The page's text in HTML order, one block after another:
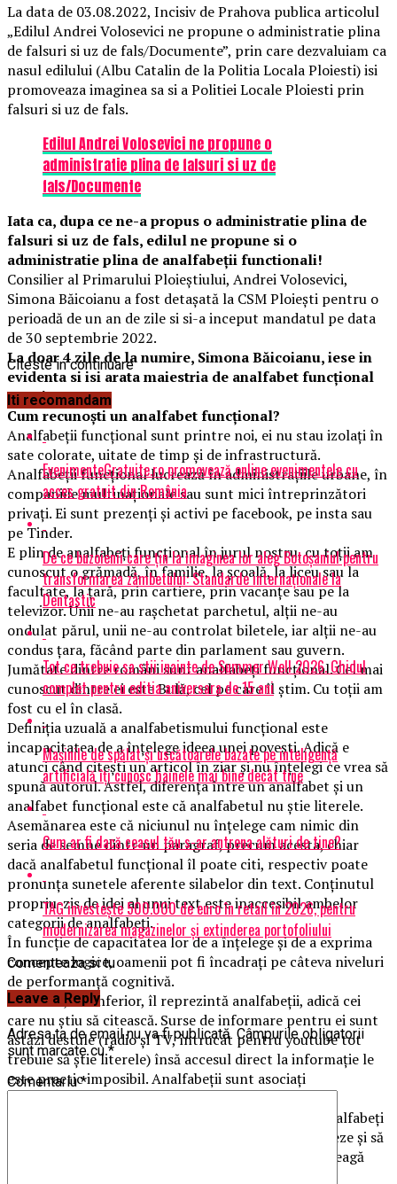
La data de 03.08.2022, Incisiv de Prahova publica articolul
„Edilul Andrei Volosevici ne propune o administratie plina
de falsuri si uz de fals/Documente”, prin care dezvaluiam ca
nasul edilului (Albu Catalin de la Politia Locala Ploiesti) isi
promoveaza imaginea sa si a Politiei Locale Ploiesti prin
falsuri si uz de fals.
Edilul Andrei Volosevici ne propune o
administratie plina de falsuri si uz de
fals/Documente
Iata ca, dupa ce ne-a propus o administratie plina de
falsuri si uz de fals, edilul ne propune si o
administratie plina de analfabeții functionali!
Consilier al Primarului Ploieştiului, Andrei Volosevici,
Simona Băicoianu a fost detaşată la CSM Ploieşti pentru o
perioadă de un an de zile si si-a inceput mandatul pe data
de 30 septembrie 2022.
La doar 4 zile de la numire, Simona Băicoianu, iese in
evidenta si isi arata maiestria de analfabet funcțional
creativ.
Cum recunoști un analfabet funcțional?
Analfabeții funcțional sunt printre noi, ei nu stau izolați în
sate colorate, uitate de timp și de infrastructură.
Analfabeții funcțional lucrează în administrațiile urbane, în
companiile multinaționale sau sunt mici întreprinzători
privați. Ei sunt prezenți și activi pe facebook, pe insta sau
pe Tinder.
E plin de analfabeți funcțional în jurul nostru, cu toții am
cunoscut o grămadă, în familie, la școală, la liceu sau la
facultate, la țară, prin cartiere, prin vacanțe sau pe la
televizor. Unii ne-au rașchetat parchetul, alții ne-au
ondulat părul, unii ne-au controlat biletele, iar alții ne-au
condus țara, făcând parte din parlament sau guvern.
Jumătate dintre români sunt analfabeți funcțional. Cel mai
cunoscut dintre ei este Bulă, cel pe care îl știm. Cu toții am
fost cu el în clasă.
Definiția uzuală a analfabetismului funcțional este
incapacitatea de a înțelege ideea unei povești. Adică e
atunci când citești un articol în ziar și nu înțelegi ce vrea să
spună autorul. Astfel, diferența între un analfabet și un
analfabet funcțional este că analfabetul nu știe literele.
Asemănarea este că niciunul nu înțelege cam nimic din
seria de semne dintr-un paragraf, precum acesta, chiar
dacă analfabetul funcțional îl poate citi, respectiv poate
pronunța sunetele aferente silabelor din text. Conținutul
propriu-zis de idei al unui text este inaccesibil ambelor
categorii de analfabeți.
În funcție de capacitatea lor de a înțelege și de a exprima
concepte logice, oamenii pot fi încadrați pe câteva niveluri
de performanță cognitivă.
Nivelul 1, cel inferior, îl reprezintă analfabeții, adică cei
care nu știu să citească. Surse de informare pentru ei sunt
astăzi destule (radio și TV, întrucât pentru youtube tot
trebuie să știe literele) însă accesul direct la informație le
este practic imposibil. Analfabeții sunt asociați
Nivelul 2 sunt cei pe care îi numim convențional analfabeți
funcțional. Ei știu să citească, uneori pot să memoreze și să
reproducă ceea cea au citit, însă nu reușesc să înțeleagă
Citeste in continuare
Iti recomandam
EvenimenteGratuite.ro promovează online evenimentele cu
acces gratuit din România
De ce buzoienii care țin la imaginea lor aleg Botoșaniul pentru
transformarea zâmbetului: Standarde internaționale la
Dentastic
Tot ce trebuie sa stii inainte de Summer Well 2026. Ghidul
complet pentru editia aniversara de 15 ani
Mașinile de spălat și uscătoarele bazate pe inteligență
artificială îți cunosc hainele mai bine decât tine
Cum ar fi dacă ceasul tău s-ar antrena alături de tine?
TAG investește 500.000 de euro în retail în 2026, pentru
modernizarea magazinelor și extinderea portofoliului
Comenteaza si tu
Leave a Reply
Adresa ta de email nu va fi publicată. Câmpurile obligatorii
sunt marcate cu*
Comentariu*